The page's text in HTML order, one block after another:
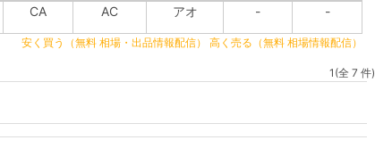
CA AC アオ - -
安く買う（無料 相場・出品情報配信） 高く売る（無料 相場情報配信）
1(全 7 件)